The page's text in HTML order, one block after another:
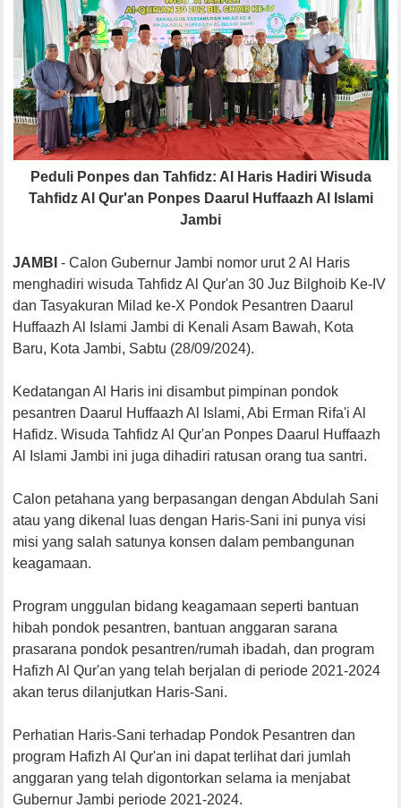
Peduli Ponpes dan Tahfidz: Al Haris Hadiri Wisuda
Tahfidz Al Qur'an Ponpes Daarul Huffaazh Al Islami
Jambi
JAMBI - Calon Gubernur Jambi nomor urut 2 Al Haris
menghadiri wisuda Tahfidz Al Qur'an 30 Juz Bilghoib Ke-IV
dan Tasyakuran Milad ke-X Pondok Pesantren Daarul
Huffaazh Al Islami Jambi di Kenali Asam Bawah, Kota
Baru, Kota Jambi, Sabtu (28/09/2024).
Kedatangan Al Haris ini disambut pimpinan pondok
pesantren Daarul Huffaazh Al Islami, Abi Erman Rifa'i Al
Hafidz. Wisuda Tahfidz Al Qur'an Ponpes Daarul Huffaazh
Al Islami Jambi ini juga dihadiri ratusan orang tua santri.
Calon petahana yang berpasangan dengan Abdulah Sani
atau yang dikenal luas dengan Haris-Sani ini punya visi
misi yang salah satunya konsen dalam pembangunan
keagamaan.
Program unggulan bidang keagamaan seperti bantuan
hibah pondok pesantren, bantuan anggaran sarana
prasarana pondok pesantren/rumah ibadah, dan program
Hafizh Al Qur'an yang telah berjalan di periode 2021-2024
akan terus dilanjutkan Haris-Sani.
Perhatian Haris-Sani terhadap Pondok Pesantren dan
program Hafizh Al Qur'an ini dapat terlihat dari jumlah
anggaran yang telah digontorkan selama ia menjabat
Gubernur Jambi periode 2021-2024.